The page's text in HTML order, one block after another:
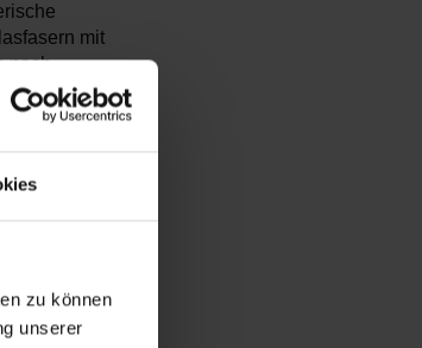
zu können
unserer
mit
nach
Kosten
den
mit
zeigten,